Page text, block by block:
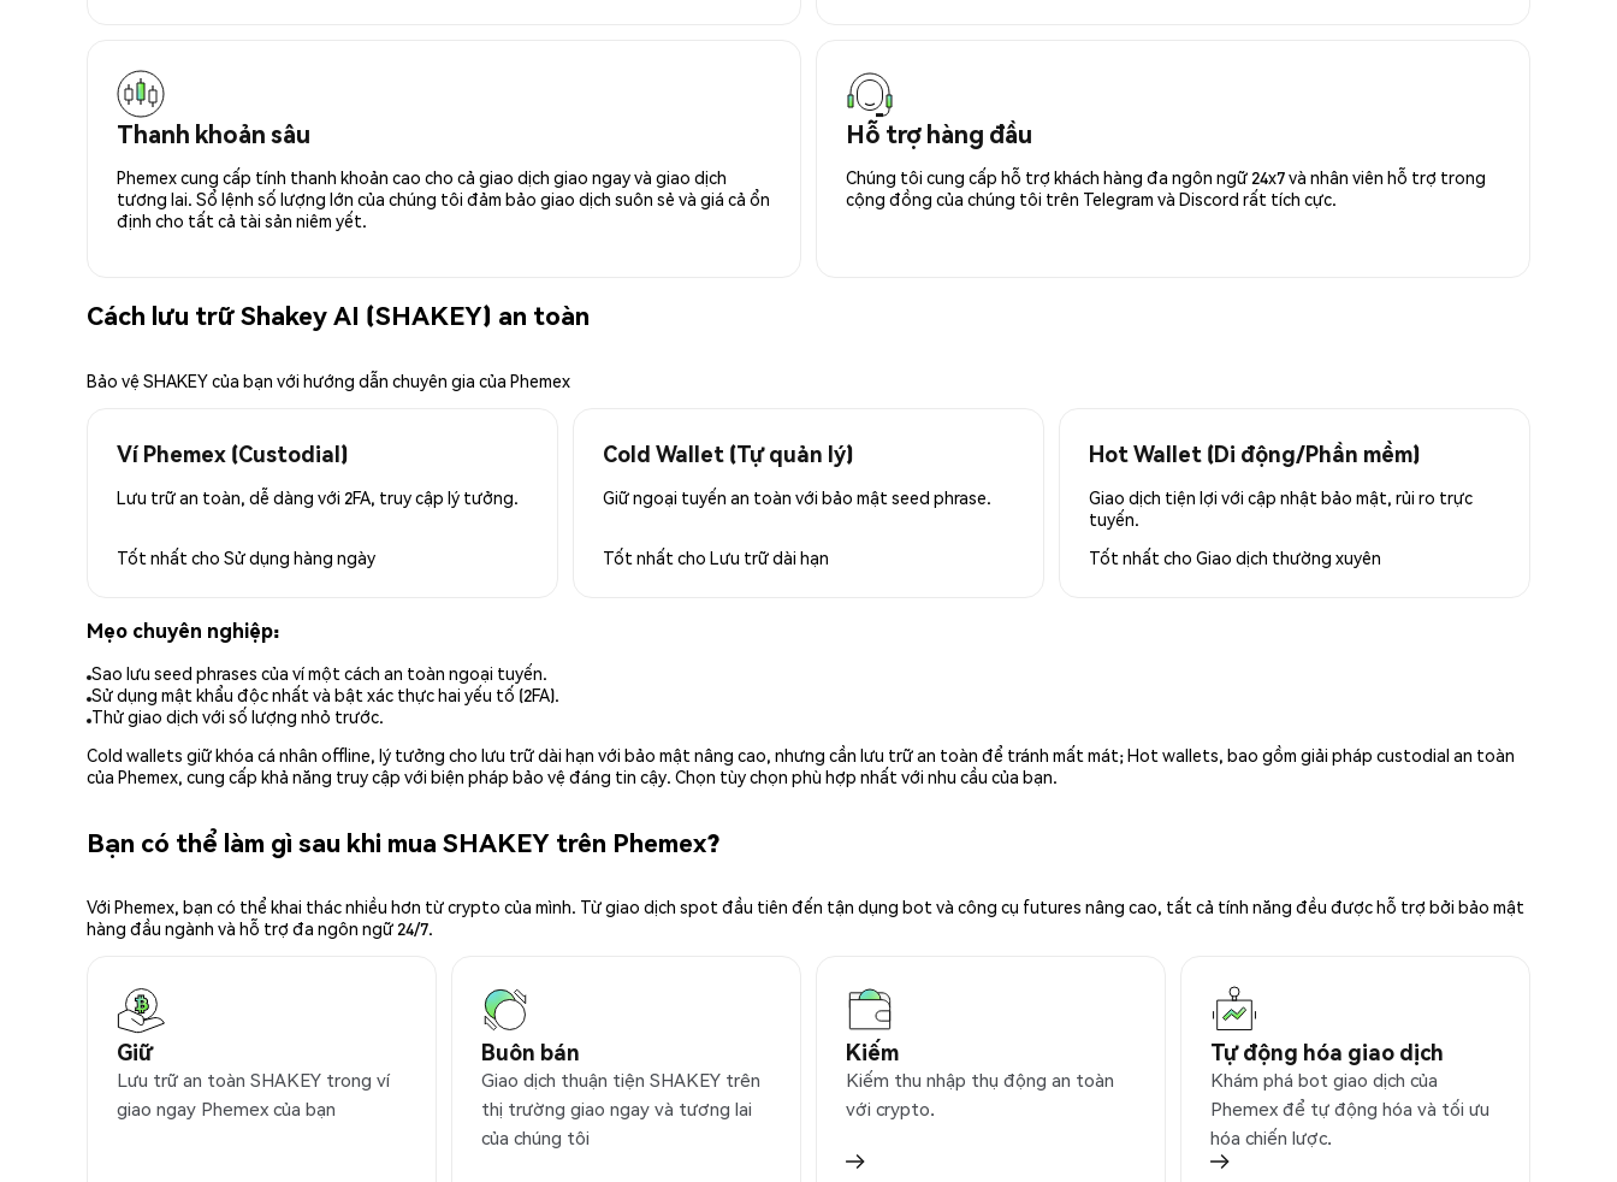
Thanh khoản sâu
Phemex cung cấp tính thanh khoản cao cho cả giao dịch giao ngay và giao dịch
tương lai. Sổ lệnh số lượng lớn của chúng tôi đảm bảo giao dịch suôn sẻ và giá cả ổn
định cho tất cả tài sản niêm yết.
Hỗ trợ hàng đầu
Chúng tôi cung cấp hỗ trợ khách hàng đa ngôn ngữ 24x7 và nhân viên hỗ trợ trong
cộng đồng của chúng tôi trên Telegram và Discord rất tích cực.
Cách lưu trữ Shakey AI (SHAKEY) an toàn
Bảo vệ SHAKEY của bạn với hướng dẫn chuyên gia của Phemex
Ví Phemex (Custodial)
Lưu trữ an toàn, dễ dàng với 2FA, truy cập lý tưởng.
Tốt nhất cho Sử dụng hàng ngày
Cold Wallet (Tự quản lý)
Giữ ngoại tuyến an toàn với bảo mật seed phrase.
Tốt nhất cho Lưu trữ dài hạn
Hot Wallet (Di động/Phần mềm)
Giao dịch tiện lợi với cập nhật bảo mật, rủi ro trực
tuyến.
Tốt nhất cho Giao dịch thường xuyên
Mẹo chuyên nghiệp:
Sao lưu seed phrases của ví một cách an toàn ngoại tuyến.
Sử dụng mật khẩu độc nhất và bật xác thực hai yếu tố (2FA).
Thử giao dịch với số lượng nhỏ trước.
Cold wallets giữ khóa cá nhân offline, lý tưởng cho lưu trữ dài hạn với bảo mật nâng cao, nhưng cần lưu trữ an toàn để tránh mất mát; Hot wallets, bao gồm giải pháp custodial an toàn
của Phemex, cung cấp khả năng truy cập với biện pháp bảo vệ đáng tin cậy. Chọn tùy chọn phù hợp nhất với nhu cầu của bạn.
Bạn có thể làm gì sau khi mua SHAKEY trên Phemex?
Với Phemex, bạn có thể khai thác nhiều hơn từ crypto của mình. Từ giao dịch spot đầu tiên đến tận dụng bot và công cụ futures nâng cao, tất cả tính năng đều được hỗ trợ bởi bảo mật
hàng đầu ngành và hỗ trợ đa ngôn ngữ 24/7.
Giữ
Lưu trữ an toàn SHAKEY trong ví
giao ngay Phemex của bạn
Buôn bán
Giao dịch thuận tiện SHAKEY trên
thị trường giao ngay và tương lai
của chúng tôi
Kiếm
Kiếm thu nhập thụ động an toàn
với crypto.
Tự động hóa giao dịch
Khám phá bot giao dịch của
Phemex để tự động hóa và tối ưu
hóa chiến lược.